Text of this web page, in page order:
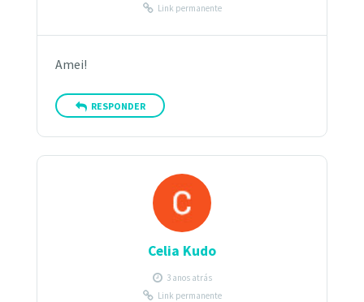
Link permanente
Amei!
RESPONDER
Celia Kudo
3 anos atrás
Link permanente